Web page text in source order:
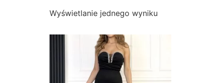
Wyświetlanie jednego wyniku